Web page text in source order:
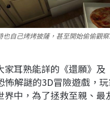
自己烤烤披薩，甚至開始偷偷觀
耳熟能詳的《還願》及
怖解謎的3D冒險遊戲，
中，為了拯救至親、最